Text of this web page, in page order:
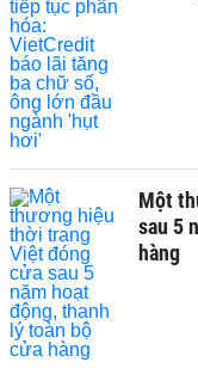
Một
sau 5
hàng